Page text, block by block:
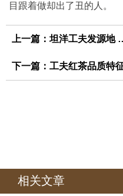
目跟着做却出了丑的人。
上一篇：坦洋工夫发源地 福安坦洋村
下一篇： 工夫红茶品质特征是怎样
相关文章